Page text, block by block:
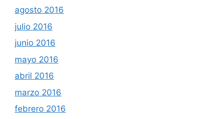
agosto 2016
julio 2016
junio 2016
mayo 2016
abril 2016
marzo 2016
febrero 2016